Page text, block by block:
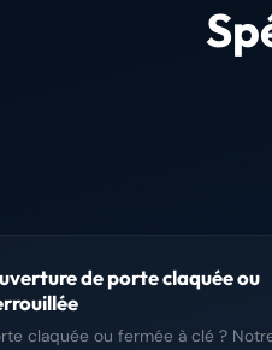
de porte claquée ou
claquée ou fermée à clé ?